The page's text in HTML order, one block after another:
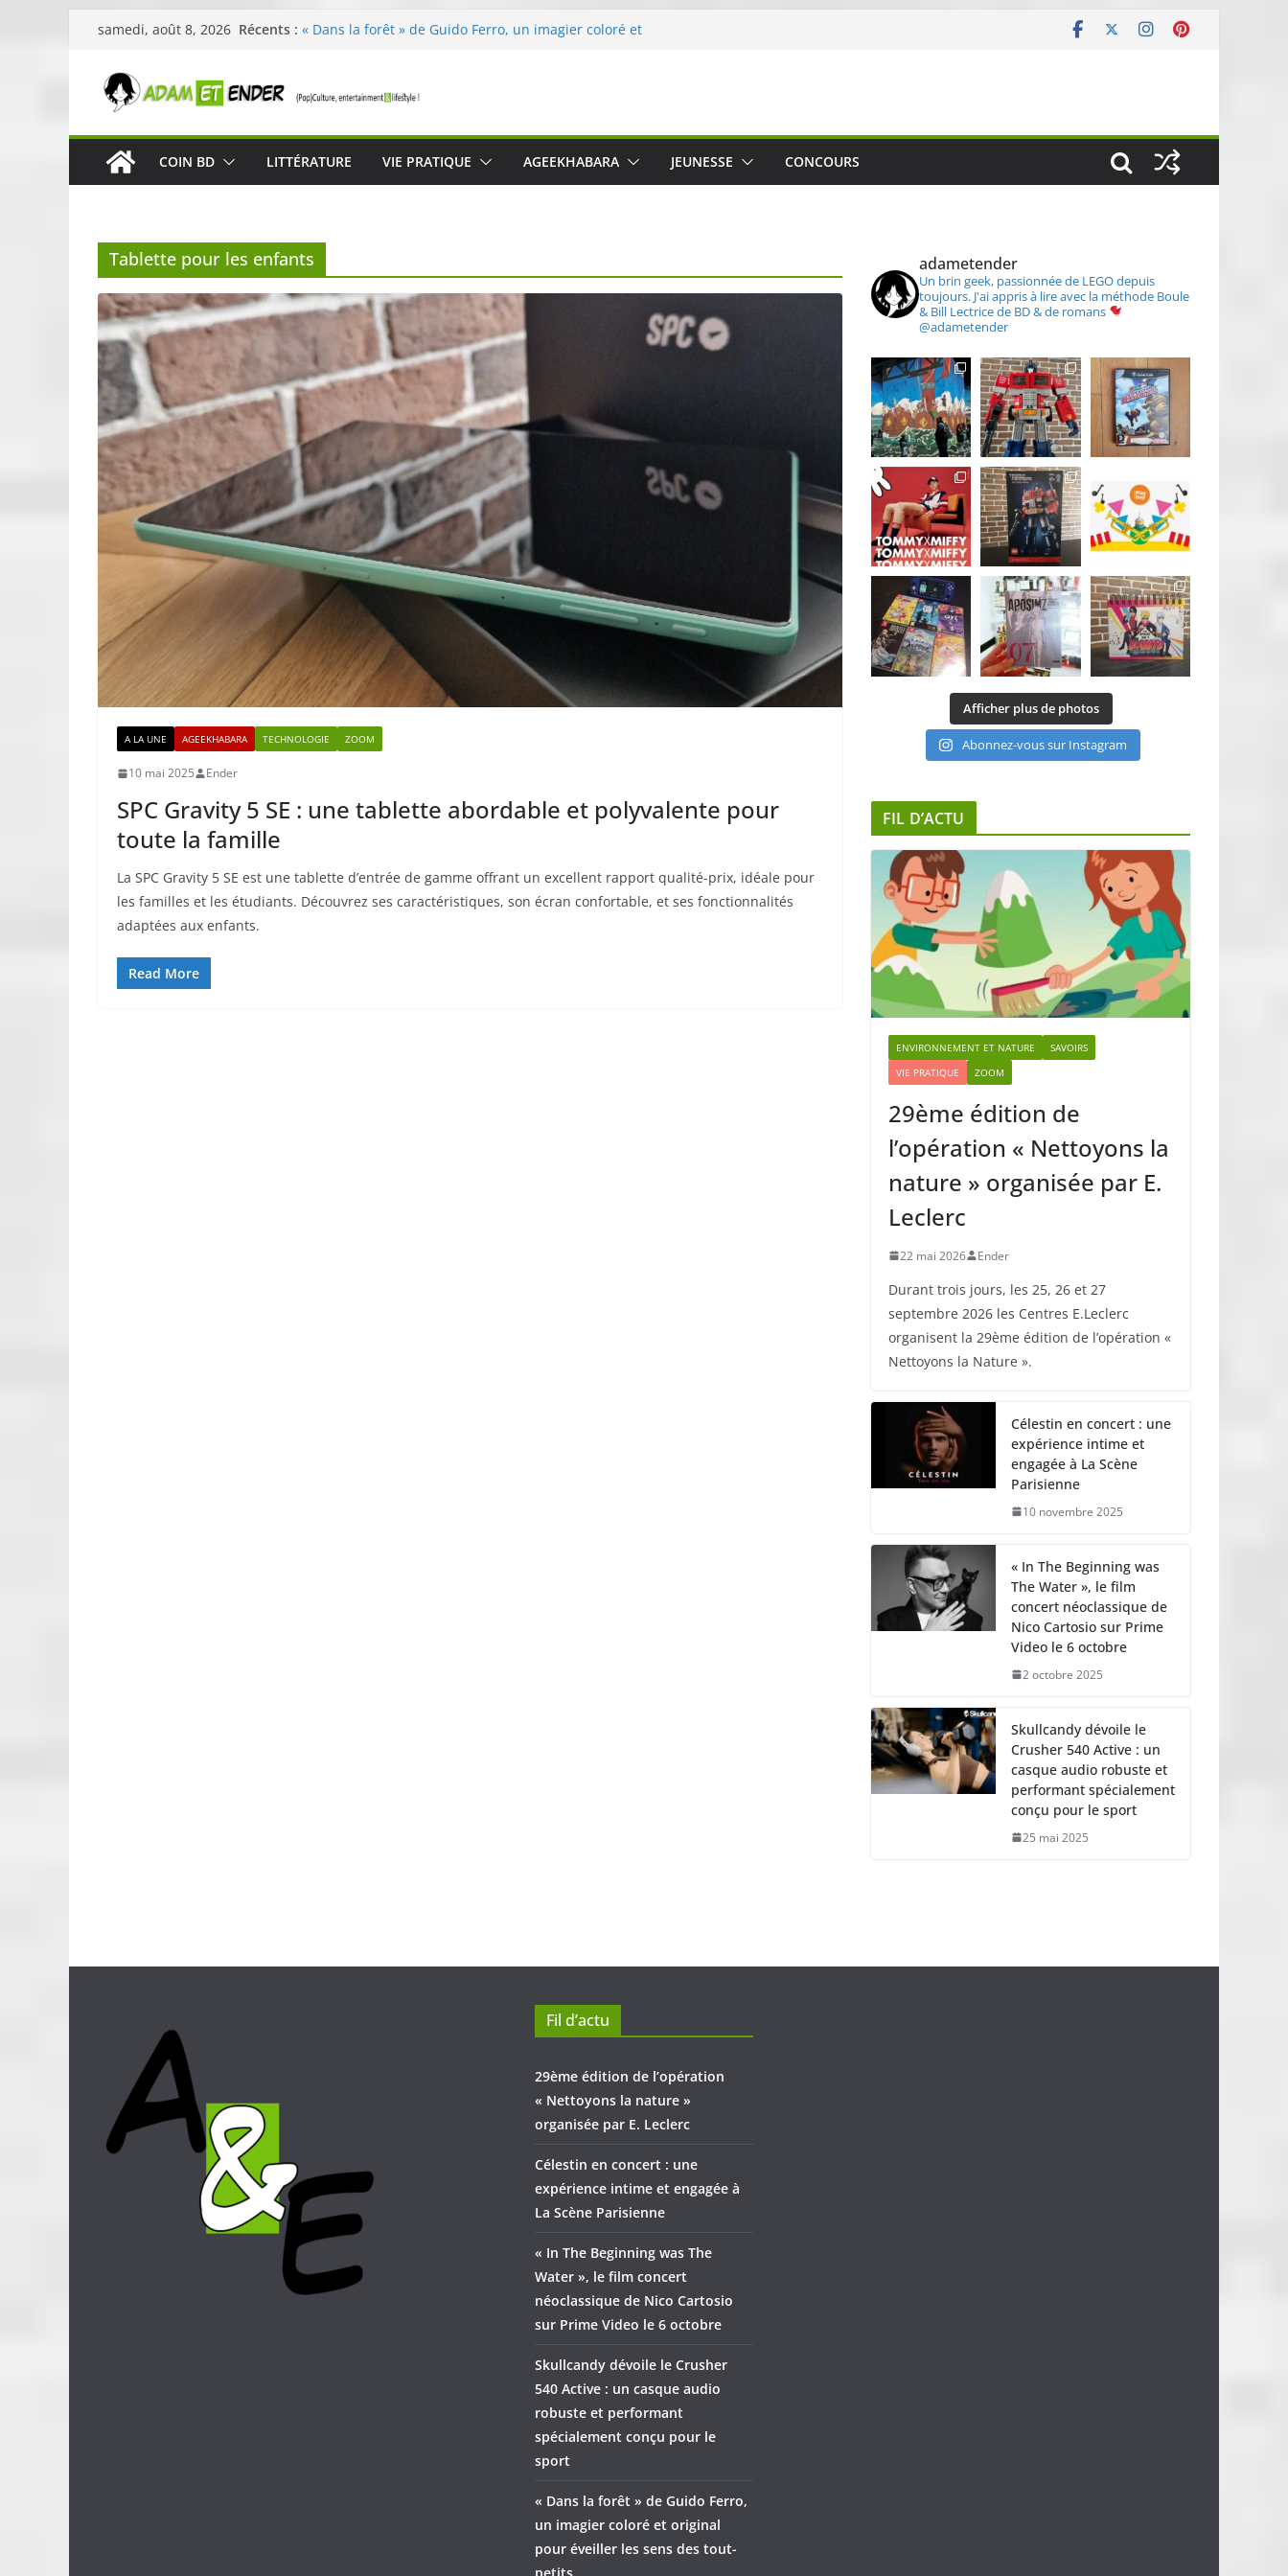
Passer
contenu
samedi, août 8, 2026 Récents : « Dans la forêt » de Guido Ferro, un imagier coloré et
Célestin en concert : une expérience intime et engagée à
« In The Beginning was The Water », le film concert
néoclassique de Nico Cartosio sur Prime Video le 6 octobre
Skullcandy dévoile le Crusher 540 Active : un casque audio
COIN BD LITTÉRATURE VIE PRATIQUE AGEEKHABARA JEUNESSE CONCOURS
Tablette pour les enfants
A LA UNE AGEEKHABARA TECHNOLOGIE ZOOM
10 mai 2025 Ender
SPC Gravity 5 SE : une tablette abordable et polyvalente pour
toute la famille
La SPC Gravity 5 SE est une tablette d’entrée de gamme offrant un excellent rapport qualité-prix, idéale pour
les familles et les étudiants. Découvrez ses caractéristiques, son écran confortable, et ses fonctionnalités
adaptées aux enfants.
Read More
adametender
Un brin geek, passionnée de LEGO depuis
toujours. J'ai appris à lire avec la méthode Boule
& Bill Lectrice de BD & de romans
@adametender
Afficher plus de photos
Abonnez-vous sur Instagram
FIL D’ACTU
ENVIRONNEMENT ET NATURE
SAVOIRS
VIE PRATIQUE
ZOOM
29ème édition de
l’opération « Nettoyons la
nature » organisée par E.
Leclerc
22 mai 2026 Ender
Durant trois jours, les 25, 26 et 27
septembre 2026 les Centres E.Leclerc
organisent la 29ème édition de l’opération «
Nettoyons la Nature ».
Célestin en concert : une
expérience intime et
engagée à La Scène
Parisienne
10 novembre 2025
« In The Beginning was
The Water », le film
concert néoclassique de
Nico Cartosio sur Prime
Video le 6 octobre
2 octobre 2025
Skullcandy dévoile le
Crusher 540 Active : un
casque audio robuste et
performant spécialement
conçu pour le sport
25 mai 2025
Fil d’actu
29ème édition de l’opération
« Nettoyons la nature »
organisée par E. Leclerc
Célestin en concert : une
expérience intime et engagée à
La Scène Parisienne
« In The Beginning was The
Water », le film concert
néoclassique de Nico Cartosio
sur Prime Video le 6 octobre
Skullcandy dévoile le Crusher
540 Active : un casque audio
robuste et performant
spécialement conçu pour le
sport
« Dans la forêt » de Guido Ferro,
un imagier coloré et original
pour éveiller les sens des tout-